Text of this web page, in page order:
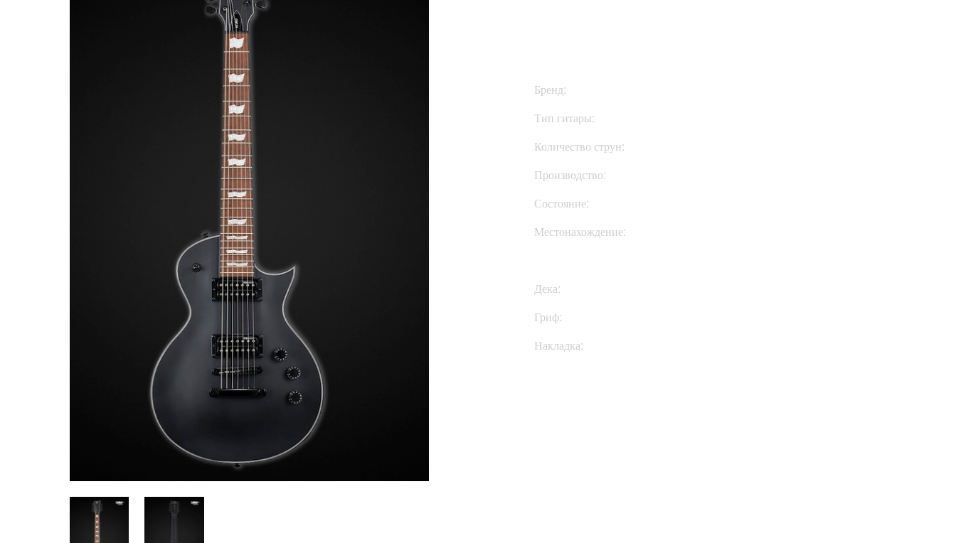
Бренд:
Тип гитары:
Количество струн:
Производство:
Состояние:
Местонахождение:
Дека:
Гриф:
Накладка: